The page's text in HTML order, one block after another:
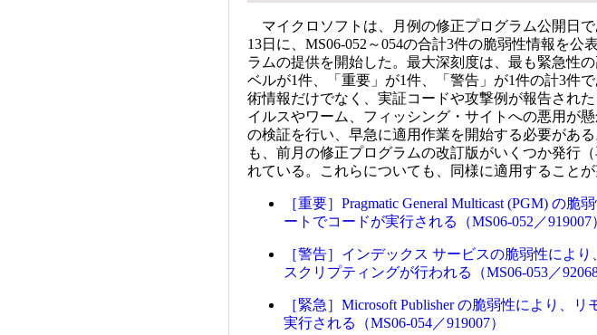
マイクロソフトは、月例の修正プログラム公開日で
13日に、MS06-052～054の合計3件の脆弱性情報を公
ラムの提供を開始した。最大深刻度は、最も緊急性
ベルが1件、「重要」が1件、「警告」が1件の計3件
術情報だけでなく、実証コードや攻撃例が報告され
イルスやワーム、フィッシング・サイトへの悪用が
の検証を行い、早急に適用作業を開始する必要があ
も、前月の修正プログラムの改訂版がいくつか発行
れている。これらについても、同様に適用することが
［重要］Pragmatic General Multicast (PGM) の脆
ートでコードが実行される（MS06-052／919007
［警告］インデックス サービスの脆弱性により
スクリプティングが行われる（MS06-053／
［緊急］Microsoft Publisher の脆弱性により、
実行される（MS06-054／919007）